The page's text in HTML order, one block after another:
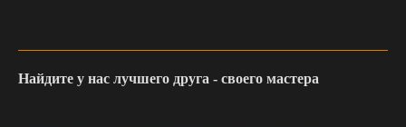
Найдите у нас лучшего друга - своего мастера